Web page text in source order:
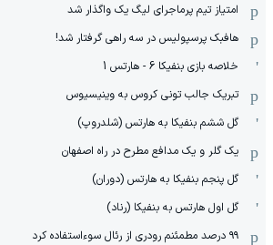
امتیاز تیم پرماجرای لیگ یک واگذار شد
هافبک پرسپولیس در سه راهی گرفتار شد!
خلاصه بازی بنفیکا 6 - هارتس 1
تبریک جالب تونی کروس به وینیسیوس
گل ششم بنفیکا به هارتس (شلدروپ)
یک گلر و یک مدافع مطرح در راه اصفهان
گل پنجم بنفیکا به هارتس (دوران)
گل اول هارتس به بنفیکا (رناد)
۹۹ درصد مطمئنم رودری از رئال سوءاستفاده کرد